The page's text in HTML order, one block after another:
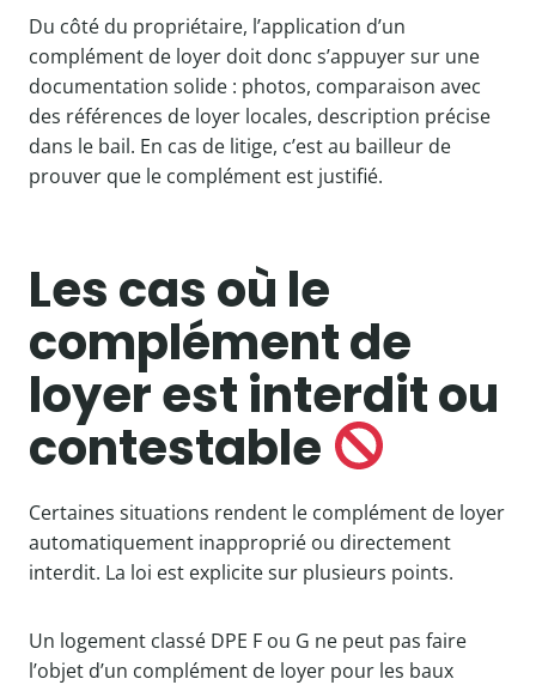
Du côté du propriétaire, l’application d’un
complément de loyer doit donc s’appuyer sur une
documentation solide : photos, comparaison avec
des références de loyer locales, description précise
dans le bail. En cas de litige, c’est au bailleur de
prouver que le complément est justifié.
Les cas où le
complément de
loyer est interdit ou
contestable
Certaines situations rendent le complément de loyer
automatiquement inapproprié ou directement
interdit. La loi est explicite sur plusieurs points.
Un logement classé DPE F ou G ne peut pas faire
l’objet d’un complément de loyer pour les baux